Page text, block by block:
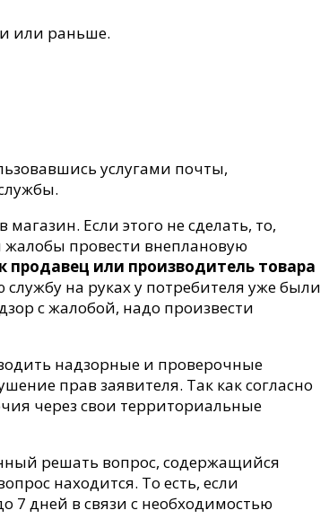
или раньше.
услугами почты,
Если этого не сделать, то,
жалобы провести внеплановую
продавец или производитель товара
на руках у потребителя уже были
с жалобой, надо произвести
надзорные и проверочные
прав заявителя. Так как согласно
через свои территориальные
решать вопрос, содержащийся
находится. То есть, если
7 дней в связи с необходимостью